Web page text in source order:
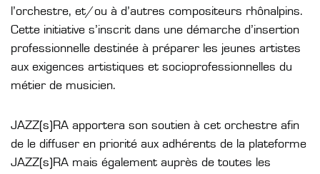
l’orchestre, et/ou à d’autres compositeurs rhônalpins.
Cette initiative s’inscrit dans une démarche d’insertion
professionnelle destinée à préparer les jeunes artistes
aux exigences artistiques et socioprofessionnelles du
métier de musicien.
JAZZ(s)RA apportera son soutien à cet orchestre afin
de le diffuser en priorité aux adhérents de la plateforme
JAZZ(s)RA mais également auprès de toutes les